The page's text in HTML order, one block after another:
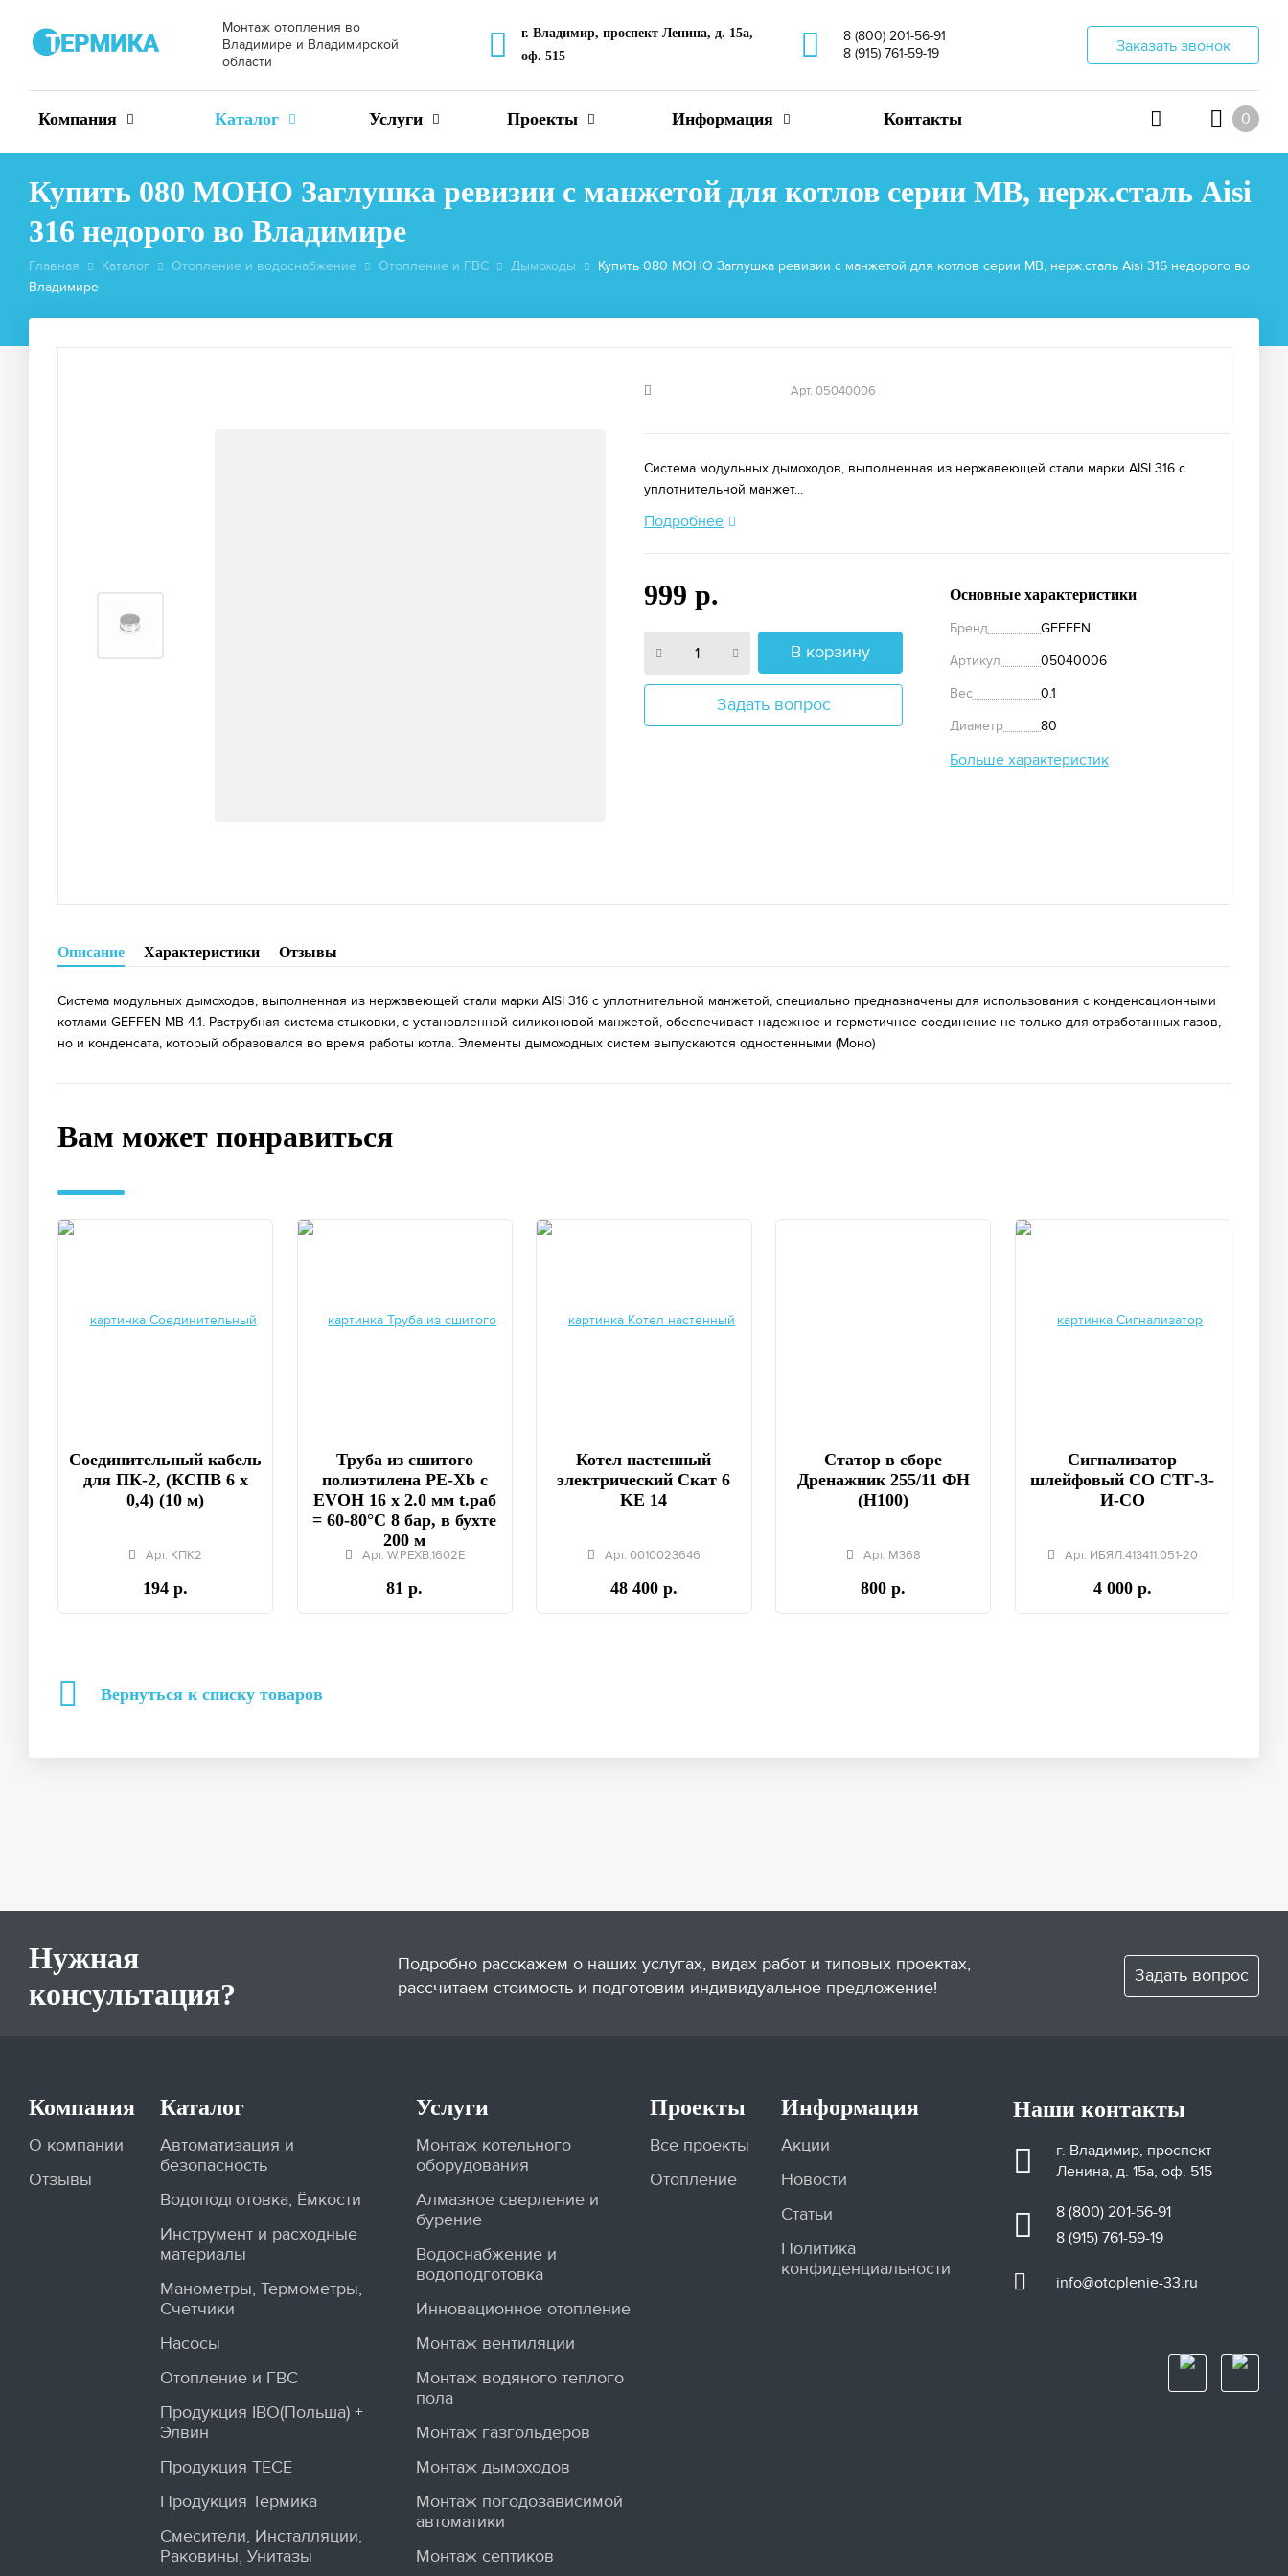
Монтаж отопления во
Владимире и Владимирской
области
г. Владимир, проспект Ленина, д. 15а,
оф. 515
8 (800) 201-56-91
8 (915) 761-59-19
Заказать звонок
Компания Каталог Услуги Проекты Информация Контакты 0
Купить 080 МОНО Заглушка ревизии с манжетой для котлов серии MB, нерж.сталь Aisi
316 недорого во Владимире
Главная Каталог Отопление и водоснабжение Отопление и ГВС Дымоходы
Купить 080 МОНО Заглушка ревизии с манжетой для котлов серии MB, нерж.сталь Aisi 316 недорого во
Владимире
Арт. 05040006
Система модульных дымоходов, выполненная из нержавеющей стали марки AISI 316 с
уплотнительной манжет...
Подробнее
999 р.
В корзину
Задать вопрос
Основные характеристики
Бренд
GEFFEN
Артикул
05040006
Вес
0.1
Диаметр
80
Больше характеристик
Описание Характеристики Отзывы
Система модульных дымоходов, выполненная из нержавеющей стали марки AISI 316 с уплотнительной манжетой, специально предназначены для использования с конденсационными
котлами GEFFEN MB 4.1. Раструбная система стыковки, с установленной силиконовой манжетой, обеспечивает надежное и герметичное соединение не только для отработанных газов,
но и конденсата, который образовался во время работы котла. Элементы дымоходных систем выпускаются одностенными (Моно)
Вам может понравиться
Соединительный кабель
для ПК-2, (КСПВ 6 х
0,4) (10 м)
Арт. КПК2
194 р.
Труба из сшитого
полиэтилена PE-Xb с
EVOH 16 x 2.0 мм t.раб
= 60-80°C 8 бар, в бухте
200 м
Арт. W.PEXB.1602E
81 р.
Котел настенный
электрический Скат 6
KE 14
Арт. 0010023646
48 400 р.
Статор в сборе
Дренажник 255/11 ФН
(Н100)
Арт. М368
800 р.
Сигнализатор
шлейфовый СО СТГ-3-
И-СО
Арт. ИБЯЛ.413411.051-20
4 000 р.
Вернуться к списку товаров
Нужная
консультация?
Подробно расскажем о наших услугах, видах работ и типовых проектах,
рассчитаем стоимость и подготовим индивидуальное предложение!
Задать вопрос
Компания
О компании
Отзывы
Каталог
Автоматизация и
безопасность
Водоподготовка, Ёмкости
Инструмент и расходные
материалы
Манометры, Термометры,
Счетчики
Насосы
Отопление и ГВС
Продукция IBO(Польша) +
Элвин
Продукция TECE
Продукция Термика
Смесители, Инсталляции,
Раковины, Унитазы
Услуги
Монтаж котельного
оборудования
Алмазное сверление и
бурение
Водоснабжение и
водоподготовка
Инновационное отопление
Монтаж вентиляции
Монтаж водяного теплого
пола
Монтаж газгольдеров
Монтаж дымоходов
Монтаж погодозависимой
автоматики
Монтаж септиков
Проекты
Все проекты
Отопление
Информация
Акции
Новости
Статьи
Политика
конфиденциальности
Наши контакты
г. Владимир, проспект
Ленина, д. 15а, оф. 515
8 (800) 201-56-91
8 (915) 761-59-19
info@otoplenie-33.ru